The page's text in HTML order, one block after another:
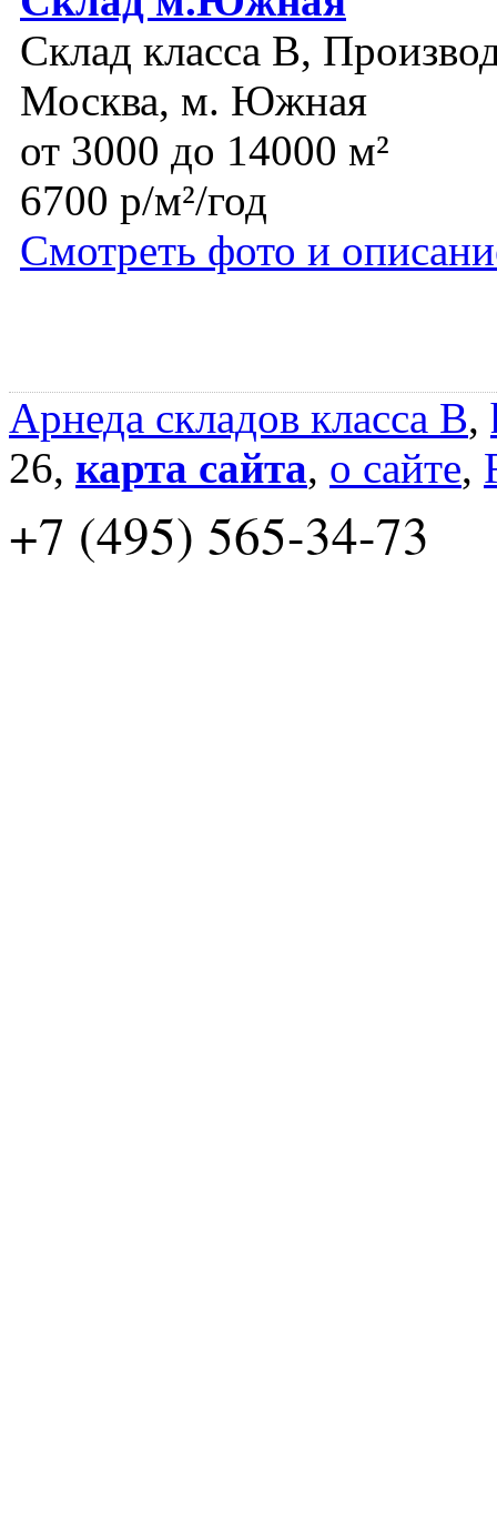
Склад класса B,
Москва, м. Южная
от 3000 до 14000 м²
6700 р/м²/год
Смотреть фото и
Арнеда складов класса B,
26, карта сайта, о сайте,
+7 (495) 565-34-73